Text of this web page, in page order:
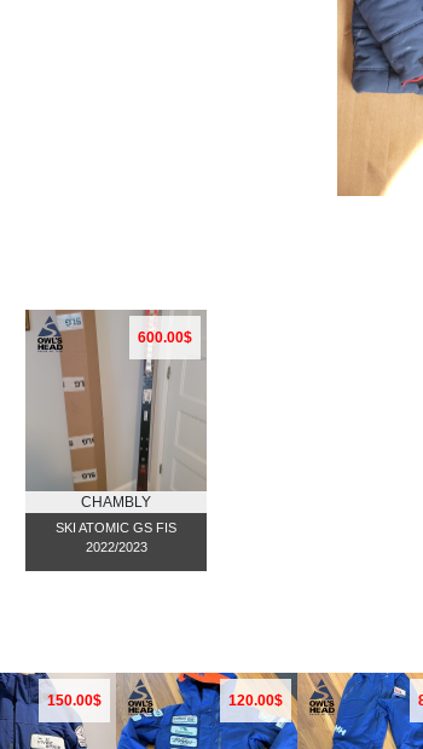
600.00$
CHAMBLY
SKI ATOMIC GS FIS
2022/2023
150.00$ 120.00$